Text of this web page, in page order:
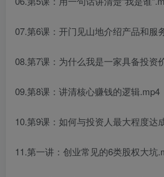
07.第6课：开门见山地介绍产品和服
08.第7课：为什么我是一家具备投资
09.第8课：讲清核心赚钱的逻辑.mp4
10.第9课：如何与投资人最大程度达
11.第一讲：创业常见的6类股权大坑